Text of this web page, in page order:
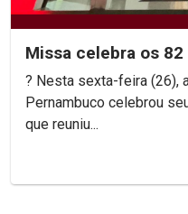
Missa celebra os 82
? Nesta sexta-feira (26),
Pernambuco celebrou
que reuniu...